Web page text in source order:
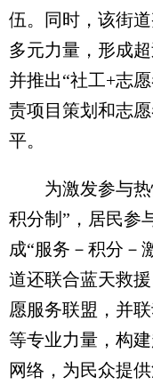
伍。同时，该街
多元力量，形成
并推出“社工+志
责项目策划和志
平。
为激发参与热
积分制”，居民参
成“服务－积分－
道还联合蓝天救
愿服务联盟，并
等专业力量，构
网络，为民众提